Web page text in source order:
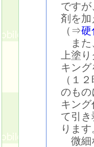
です
剤を加
（⇒硬
また
上塗
キン
（１
のもの
キン
て引
ります
微細